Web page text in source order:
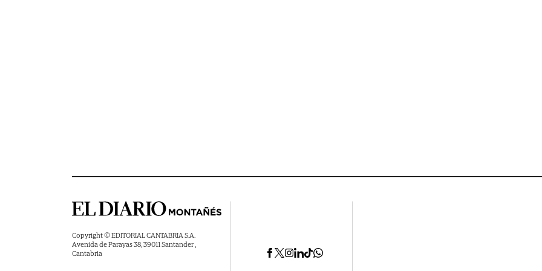
Copyright © EDITORIAL CANTABRIA S.A.
Avenida de Parayas 38, 39011 Santander ,
Cantabria